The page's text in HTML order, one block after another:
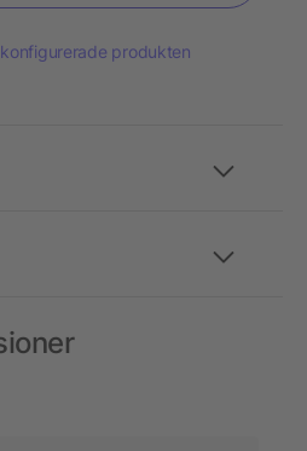
produkten